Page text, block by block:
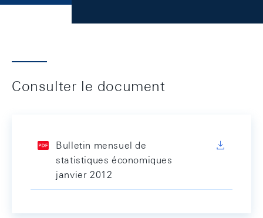
Consulter le document
Bulletin mensuel de
statistiques économiques
janvier 2012